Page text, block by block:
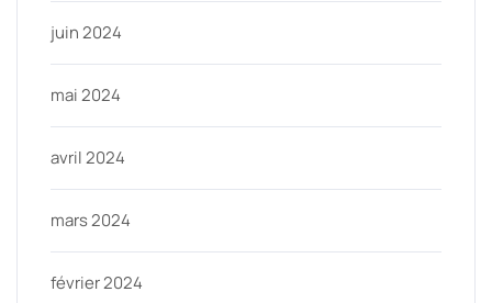
juin 2024
mai 2024
avril 2024
mars 2024
février 2024